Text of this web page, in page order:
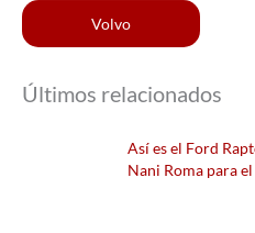
Volvo
Últimos relacionados
Así es el Ford
Nani Roma para